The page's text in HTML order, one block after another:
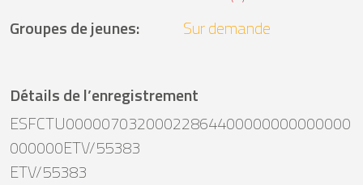
Groupes de jeunes: Sur demande
Détails de l’enregistrement
ESFCTU00000703200022864400000000000000
000000ETV/55383
ETV/55383